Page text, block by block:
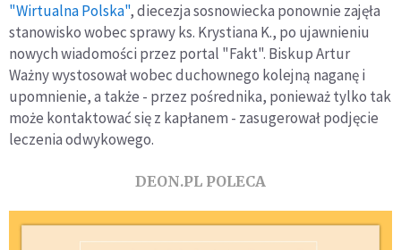
"Wirtualna Polska", diecezja sosnowiecka ponownie zajęła
stanowisko wobec sprawy ks. Krystiana K., po ujawnieniu
nowych wiadomości przez portal "Fakt". Biskup Artur
Ważny wystosował wobec duchownego kolejną naganę i
upomnienie, a także - przez pośrednika, ponieważ tylko tak
może kontaktować się z kapłanem - zasugerował podjęcie
leczenia odwykowego.
DEON.PL POLECA